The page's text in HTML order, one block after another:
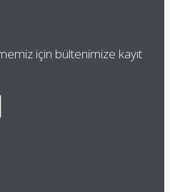
için bültenimize kayıt